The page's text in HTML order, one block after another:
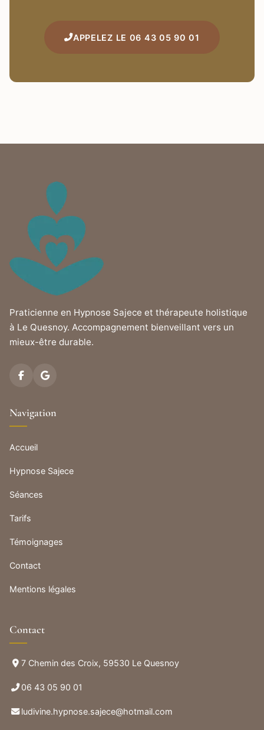
APPELEZ LE 06 43 05 90 01
Praticienne en Hypnose Sajece et thérapeute holistique
à Le Quesnoy. Accompagnement bienveillant vers un
mieux-être durable.
Navigation
Accueil
Hypnose Sajece
Séances
Tarifs
Témoignages
Contact
Mentions légales
Contact
7 Chemin des Croix, 59530 Le Quesnoy
06 43 05 90 01
ludivine.hypnose.sajece@hotmail.com